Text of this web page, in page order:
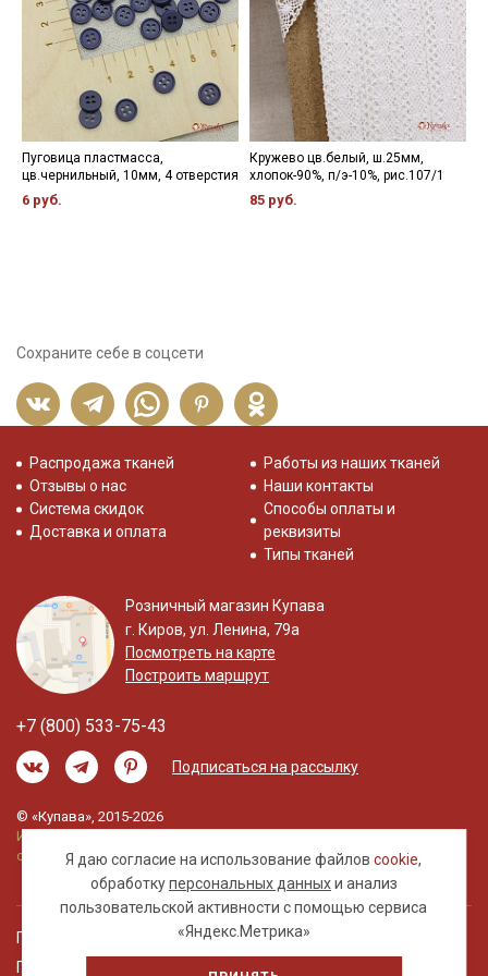
Пуговица пластмасса,
цв.чернильный, 10мм, 4 отверстия
6 руб.
Кружево цв.белый, ш.25мм,
хлопок-90%, п/э-10%, рис.107/1
85 руб.
Сохраните себе в соцсети
Я даю согласие на использование файловcookie,
обработкуперсональных данныхи анализ
пользовательской активности с помощью сервиса
«Яндекс.Метрика»
Распродажа тканей
Отзывы о нас
Система скидок
Доставка и оплата
Работы из наших тканей
Наши контакты
Способы оплаты и
реквизиты
Типы тканей
Розничный магазин Купава
г. Киров, ул. Ленина, 79а
Посмотреть на карте
Построить маршрут
+7 (800) 533-75-43
Подписаться на рассылку
© «Купава», 2015-2026
Информация на сайте не является публичной
офертой.
Правовая информация
Политика обработки персональных данных